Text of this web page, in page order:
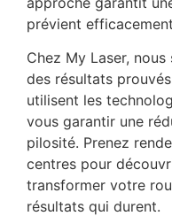
prévient
Chez My Laser,
des résultats
utilisent les
vous garantir une
pilosité. Prenez
centres pour
transformer votre
résultats qui durent.